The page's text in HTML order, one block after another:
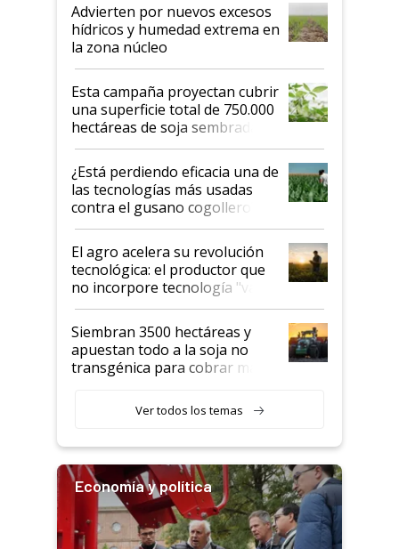
Advierten por nuevos excesos
hídricos y humedad extrema en
la zona núcleo
Esta campaña proyectan cubrir
una superficie total de 750.000
hectáreas de soja sembradas
con una nueva generación de
variedades que marcan un
salto tecnológico en genética y
rendimiento
¿Está perdiendo eficacia una de
las tecnologías más usadas
contra el gusano cogollero? El
desafío de una tecnología clave
El agro acelera su revolución
tecnológica: el productor que
no incorpore tecnología "va a
perder el tren"
Siembran 3500 hectáreas y
apuestan todo a la soja no
transgénica para cobrar más
Ver todos los temas
Economía y política